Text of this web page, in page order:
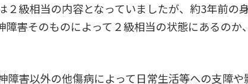
級相当の内容となっていましたが、約3年前の
害そのものによって２級相当の状態にあるの
障害以外の他傷病によって日常生活等への支障